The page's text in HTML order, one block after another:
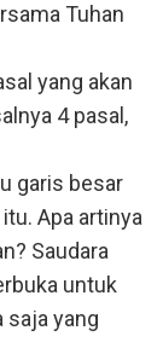
Tuhan
yang akan
4 pasal,
garis besar
Apa artinya
Saudara
untuk
saja yang